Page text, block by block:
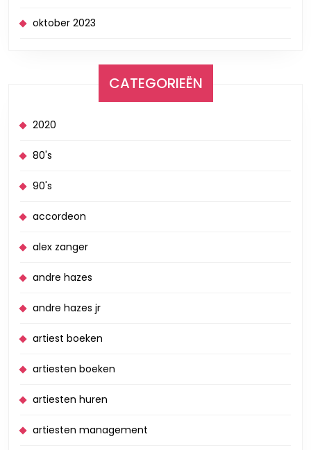
oktober 2023
CATEGORIEËN
2020
80's
90's
accordeon
alex zanger
andre hazes
andre hazes jr
artiest boeken
artiesten boeken
artiesten huren
artiesten management